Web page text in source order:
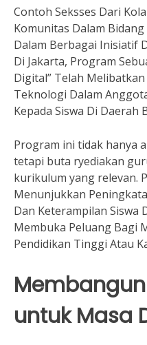
Contoh Seksses Dari
Komunitas Dalam
Dalam Berbagai Inisiatif
Di Jakarta, Program
Digital” Telah
Teknologi Dalam
Kepada Siswa Di Daerah
Program ini tidak hanya
tetapi buta ryediakan
kurikulum yang relevan.
Menunjukkan
Dan Keterampilan Siswa
Membuka Peluang Bagi
Pendidikan Tinggi Atau
untuk Masa